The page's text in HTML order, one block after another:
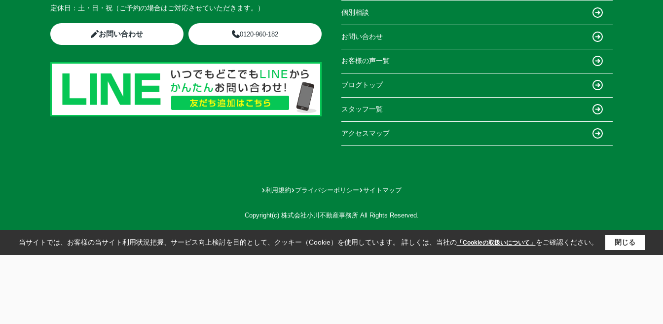
定休日： 土・日・祝（ご予約の場合はご対応させていただきます。）
お問い合わせ 0120-960-182
個別相談
お問い合わせ
お客様の声一覧
ブログトップ
スタッフ一覧
アクセスマップ
利用規約 プライバシーポリシー サイトマップ
Copyright(c) 株式会社小川不動産事務所 All Rights Reserved.
当サイトでは、お客様の当サイト利用状況把握、サービス向上検討を目的として、クッキー（Cookie）を使用しています。 詳しくは、当社の「Cookieの取扱いについて」 をご確認ください。 閉じる